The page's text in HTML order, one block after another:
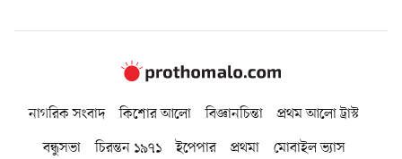
নাগরিক সংবাদ কিশোর আলো বিজ্ঞানচিন্তা
প্রথম আলো ট্রাস্ট
বন্ধুসভা
চিরন্তন ১৯৭১ ইপেপার প্রথমা মোবাইল ভ্যাস